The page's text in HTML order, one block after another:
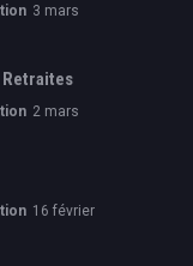
3 mars
Retraites
2 mars
16 février